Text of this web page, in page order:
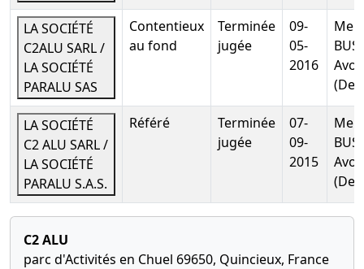
Acte sous
seing
des statuts
2003
Statuts
Procès-
verbal
générale
LA SOCIÉTÉ
C2ALU SARL /
LA SOCIÉTÉ
PARALU SAS
Contentieux
au fond
Terminée
jugée
09-
05-
2016
Me
LA SOCIÉTÉ
C2 ALU SARL /
LA SOCIÉTÉ
PARALU S.A.S.
Référé
Terminée
jugée
07-
09-
2015
Me
C2 ALU
parc d'Activités en Chuel 69650, Quincieux, France